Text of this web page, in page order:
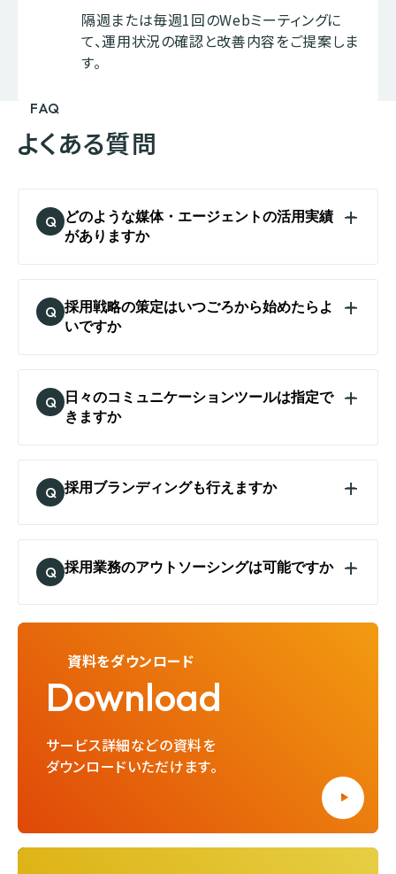
隔週または毎週1回のWebミーティングに
て、運用状況の確認と改善内容をご提案しま
す。
FAQ
よくある質問
Q
どのような媒体・エージェントの活用実績
がありますか
クライアントを通じて、100を超える集客
サービスの活用実績があります。下記に
一例を記載します。
■新卒採用
リクナビ、マイナビ、Offer Box、dodaキ
ャンパス、キミスカ、キャリアチケット、ア
カリク、LabBase、TECH OFFER、
iroots、Matcher、キャリタス、エンカレッ
ジ、yagioffer、各種人材紹介エージェン
誌 他
ビズリーチ、Wantedly、Green、AMBI、
ンバイ、Findy、Forkwell Jobs 、
LAPRAS SCOUT、doda、リクナビ
NEXT、ミドルの転職、エン転職、paiza、
YOUTRUST、yagioffer、 他
Q 採用戦略の策定はいつごろから始めたらよ
いですか
採用の種別（新卒・中途）や業界・業種に
よって活動の時期が異なります。貴社が
欲しい人材に合わせた採用計画をご提
Q
日々のコミュニケーションツールは指定で
きますか
ご指定いただけます。基本はSlack、
Chatwork、メールとなりますが、貴社の
Q 採用ブランディングも行えますか
対応可能です。毎年10社程の企業で採用
ブランディングの支援を実施しています。
Q 採用業務のアウトソーシングは可能ですか
すべての実務をアウトソーシングとして外
注いただけます。
資料をダウンロード
Download
サービス詳細などの資料を
ダウンロードいただけます。